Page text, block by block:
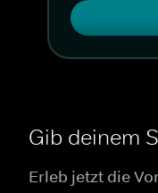
Gib deinem
Erleb jetzt die